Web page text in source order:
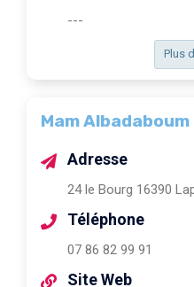
Plus
---
Mam Albadaboum
Adresse
24 le Bourg 16390
Téléphone
07 86 82 99 91
Site Web